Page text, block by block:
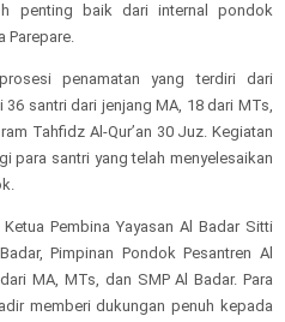
penting baik dari internal pondok
Parepare.
penamatan yang terdiri dari
santri dari jenjang MA, 18 dari MTs,
Tahfidz Al-Qur’an 30 Juz. Kegiatan
para santri yang telah menyelesaikan
Pembina Yayasan Al Badar Sitti
Pimpinan Pondok Pesantren Al
MA, MTs, dan SMP Al Badar. Para
memberi dukungan penuh kepada